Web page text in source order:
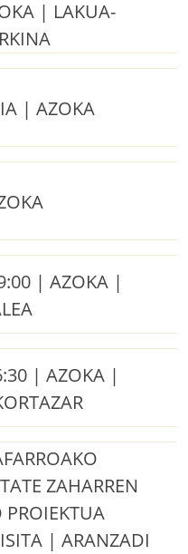
| LAKUA-
| AZOKA
| AZOKA |
| AZOKA |
ZAHARREN
PROIEKTUA
| ARANZADI